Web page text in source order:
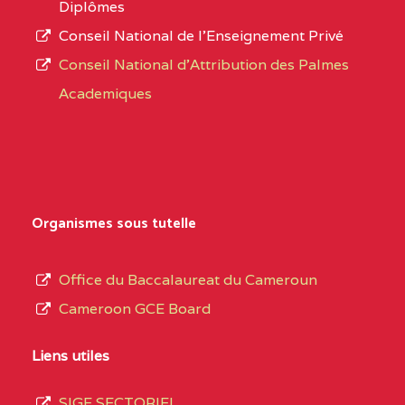
CENTRE
COLLEGE PRIVE
CENTRE
COLLEGE PRIVE LAIC
SAINT MICHEL
L’offre
d’éducation
de
du
Diplômes
Conseil National de l’Enseignement Privé
Conseil National d'Attribution des Palmes
Academiques
Organismes sous tutelle
Office du Baccalaureat du Cameroun
Cameroon GCE Board
Liens utiles